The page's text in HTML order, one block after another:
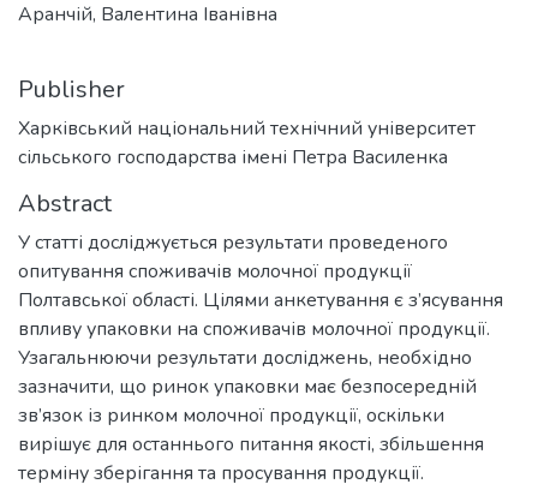
Аранчій, Валентина Іванівна
Publisher
Харківський національний технічний університет
сільського господарства імені Петра Василенка
Abstract
У статті досліджується результати проведеного
опитування споживачів молочної продукції
Полтавської області. Цілями анкетування є з’ясування
впливу упаковки на споживачів молочної продукції.
Узагальнюючи результати досліджень, необхідно
зазначити, що ринок упаковки має безпосередній
зв’язок із ринком молочної продукції, оскільки
вирішує для останнього питання якості, збільшення
терміну зберігання та просування продукції.